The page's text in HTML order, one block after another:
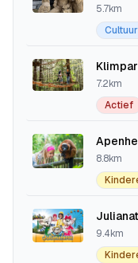
5.7km
Cultuur
7.2km
Actief
8.8km
9.4km